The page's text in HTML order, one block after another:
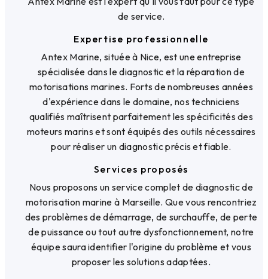
de service.
Expertise professionnelle
Antex Marine, située à Nice, est une entreprise
spécialisée dans le diagnostic et la réparation de
motorisations marines. Forts de nombreuses années
d'expérience dans le domaine, nos techniciens
qualifiés maîtrisent parfaitement les spécificités des
moteurs marins et sont équipés des outils nécessaires
pour réaliser un diagnostic précis et fiable.
Services proposés
Nous proposons un service complet de diagnostic de
motorisation marine à Marseille. Que vous rencontriez
des problèmes de démarrage, de surchauffe, de perte
de puissance ou tout autre dysfonctionnement, notre
équipe saura identifier l'origine du problème et vous
proposer les solutions adaptées.